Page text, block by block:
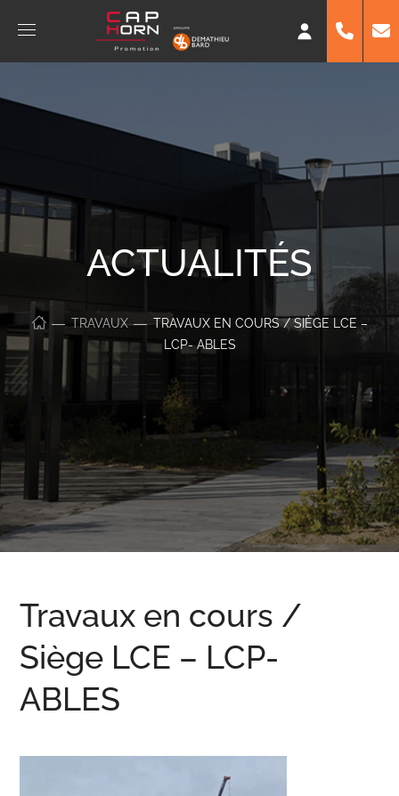
ACTUALITÉS
TRAVAUX
TRAVAUX EN COURS / SIÈGE LCE –
LCP- ABLES
Travaux en cours /
Siège LCE – LCP-
ABLES